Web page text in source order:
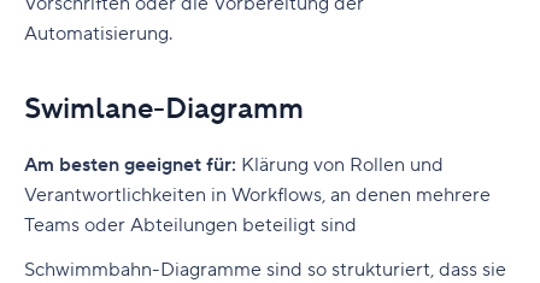
Automatisierung.
Swimlane-Diagramm
Am besten geeignet für: Klärung von Rollen und
Verantwortlichkeiten in Workflows, an denen mehrere
Teams oder Abteilungen beteiligt sind
Schwimmbahn-Diagramme sind so strukturiert, dass sie